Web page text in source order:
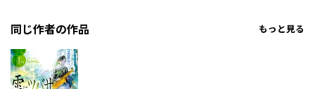
同じ作者の作品 もっと見る